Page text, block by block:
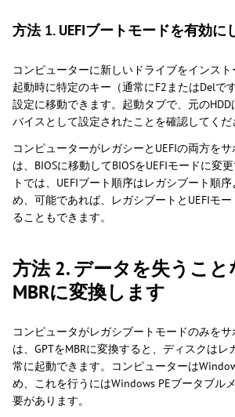
方法 1. UEFIブートモードを有効に
コンピューターに新しいドライブをインスト
起動時に特定のキー（通常にF2またはDelで
設定に移動できます。起動タブで、元の
バイスとして設定されたことを確認してくだ
コンピューターがレガシーとUEFIの両方を
は、BIOSに移動してBIOSをUEFIモードに変
トでは、UEFIブート順序はレガシブート順
め、可能であれば、レガシブートとUEFIモ
ることもできます。
方法 2. データを失うこと
MBRに変換します
コンピュータがレガシブートモードのみを
は、GPTをMBRに変換すると、ディスクは
常に起動できます。コンピューターは
め、これを行うにはWindows PEブータブル
要があります。